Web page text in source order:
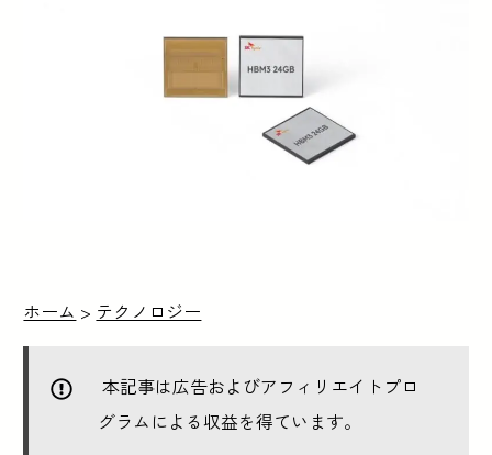
ホーム > テクノロジー
本記事は広告およびアフィリエイトプロ
グラムによる収益を得ています。